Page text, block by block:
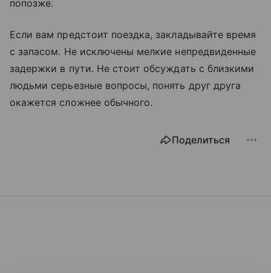
попозже.
Если вам предстоит поездка, закладывайте время
с запасом. Не исключены мелкие непредвиденные
задержки в пути. Не стоит обсуждать с близкими
людьми серьезные вопросы, понять друг друга
окажется сложнее обычного.
Поделиться